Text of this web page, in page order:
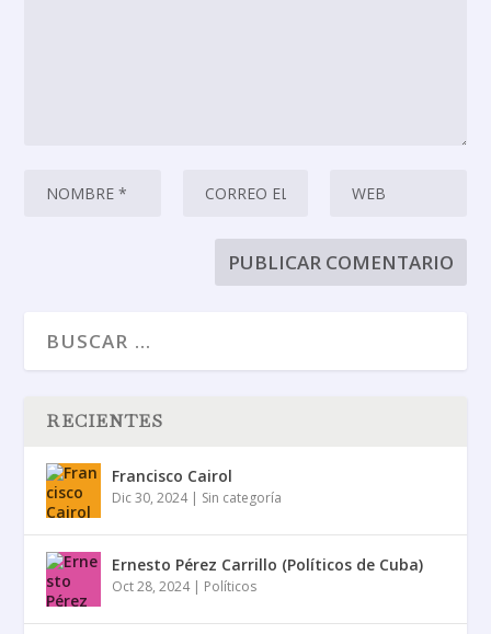
RECIENTES
Francisco Cairol
Dic 30, 2024| Sin categoría
Ernesto Pérez Carrillo (Políticos de Cuba)
Oct 28, 2024| Políticos